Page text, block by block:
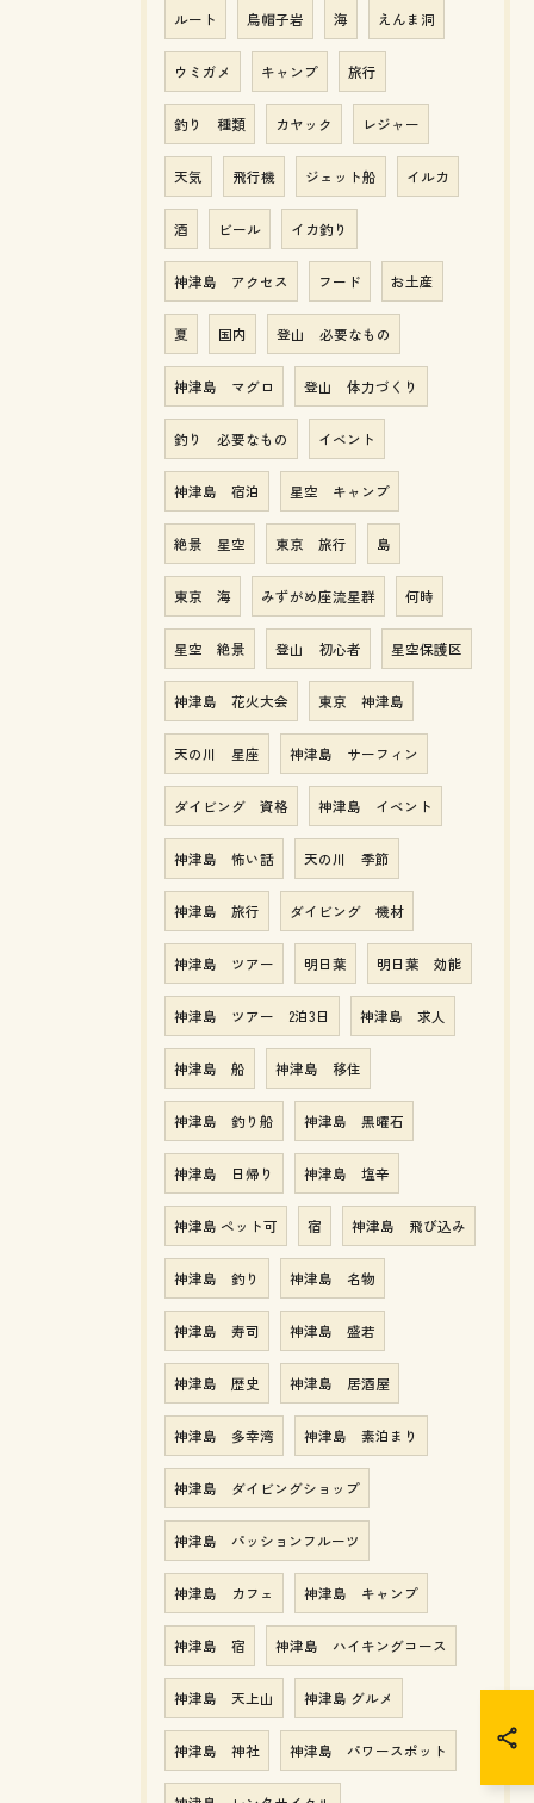
ルート 烏帽子岩 海 えんま洞
ウミガメ キャンプ 旅行
釣り 種類 カヤック レジャー
天気 飛行機 ジェット船 イルカ
酒 ビール イカ釣り
神津島 アクセス フード お土産
夏 国内 登山 必要なもの
神津島 マグロ 登山 体力づくり
釣り 必要なもの イベント
神津島 宿泊 星空 キャンプ
絶景 星空 東京 旅行 島
東京 海 みずがめ座流星群 何時
星空 絶景 登山 初心者 星空保護区
神津島 花火大会 東京 神津島
天の川 星座 神津島 サーフィン
ダイビング 資格 神津島 イベント
神津島 怖い話 天の川 季節
神津島 旅行 ダイビング 機材
神津島 ツアー 明日葉 明日葉 効能
神津島 ツアー 2泊3日 神津島 求人
神津島 船 神津島 移住
神津島 釣り船 神津島 黒曜石
神津島 日帰り 神津島 塩辛
神津島 ペット可 宿 神津島 飛び込み
神津島 釣り 神津島 名物
神津島 寿司 神津島 盛若
神津島 歴史 神津島 居酒屋
神津島 多幸湾 神津島 素泊まり
神津島 ダイビングショップ
神津島 パッションフルーツ
神津島 カフェ 神津島 キャンプ
神津島 宿 神津島 ハイキングコース
神津島 天上山 神津島 グルメ
神津島 神社 神津島 パワースポット